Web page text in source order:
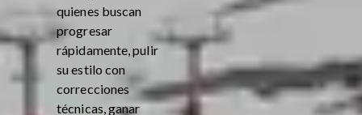
quienes buscan
progresar
rápidamente, pulir
su estilo con
correcciones
técnicas, ganar